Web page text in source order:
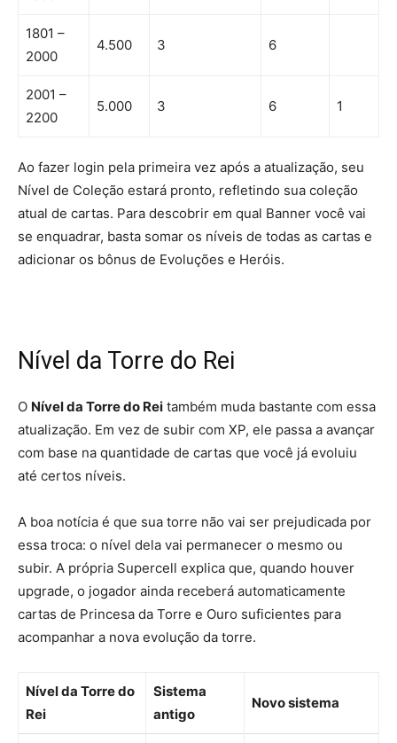
1801 –
2000
4.500 3 6
2001 –
2200
5.000 3 6 1
Ao fazer login pela primeira vez após a atualização, seu
Nível de Coleção estará pronto, refletindo sua coleção
atual de cartas. Para descobrir em qual Banner você vai
se enquadrar, basta somar os níveis de todas as cartas e
adicionar os bônus de Evoluções e Heróis.
Nível da Torre do Rei
O Nível da Torre do Rei também muda bastante com essa
atualização. Em vez de subir com XP, ele passa a avançar
com base na quantidade de cartas que você já evoluiu
até certos níveis.
A boa notícia é que sua torre não vai ser prejudicada por
essa troca: o nível dela vai permanecer o mesmo ou
subir. A própria Supercell explica que, quando houver
upgrade, o jogador ainda receberá automaticamente
cartas de Princesa da Torre e Ouro suficientes para
acompanhar a nova evolução da torre.
Nível da Torre do
Rei
Sistema
antigo
Novo sistema